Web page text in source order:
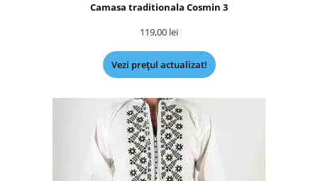
Camasa traditionala Cosmin 3
119,00 lei
Vezi prețul actualizat!